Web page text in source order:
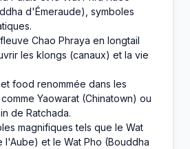
d'Émeraude), symboles
Chao Phraya en longtail
les klongs (canaux) et la vie
food renommée dans les
Yaowarat (Chinatown) ou
de Ratchada.
magnifiques tels que le Wat
l'Aube) et le Wat Pho (Bouddha